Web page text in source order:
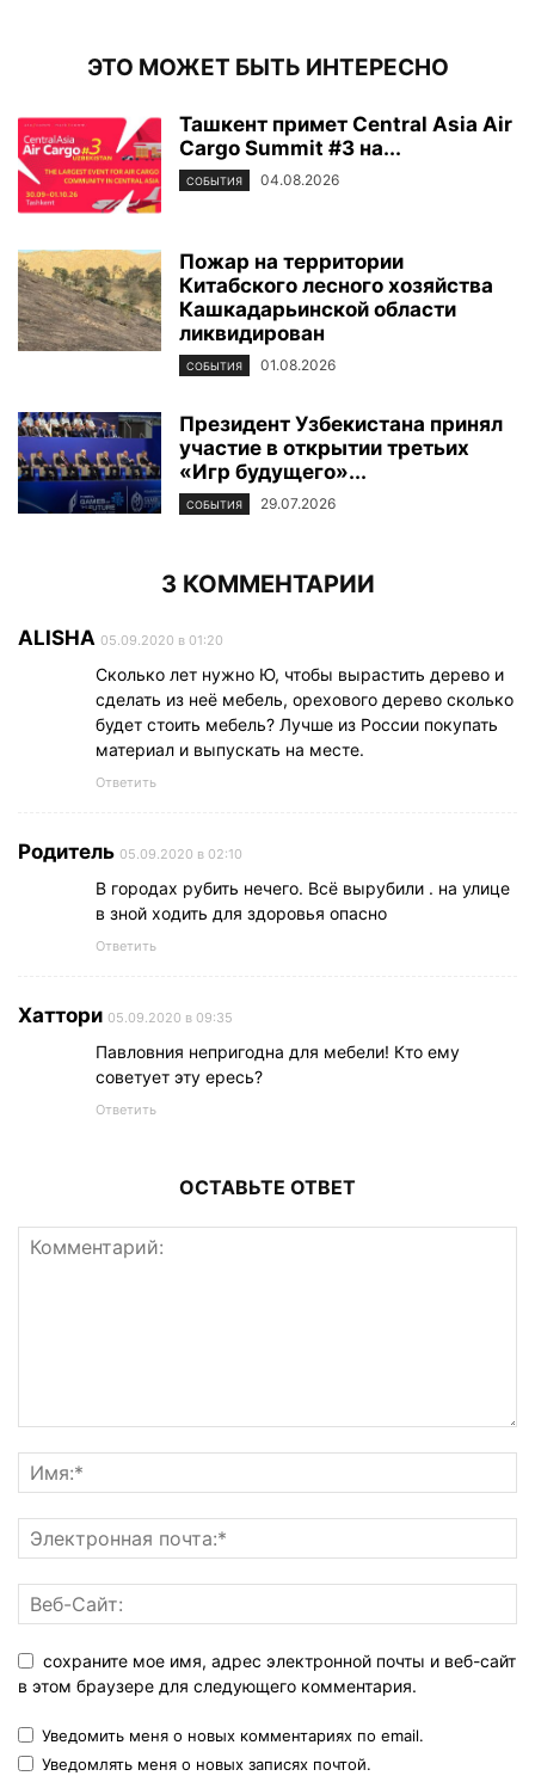
ЭТО МОЖЕТ БЫТЬ ИНТЕРЕСНО
Ташкент примет Central Asia Air
Cargo Summit #3 на...
СОБЫТИЯ 04.08.2026
Пожар на территории
Китабского лесного хозяйства
Кашкадарьинской области
ликвидирован
СОБЫТИЯ 01.08.2026
Президент Узбекистана принял
участие в открытии третьих
«Игр будущего»...
СОБЫТИЯ 29.07.2026
3 КОММЕНТАРИИ
ALISHA 05.09.2020 в 01:20
Сколько лет нужно Ю, чтобы вырастить дерево и
сделать из неё мебель, орехового дерево сколько
будет стоить мебель? Лучше из России покупать
материал и выпускать на месте.
Ответить
Родитель 05.09.2020 в 02:10
В городах рубить нечего. Всё вырубили . на улице
в зной ходить для здоровья опасно
Ответить
Хаттори 05.09.2020 в 09:35
Павловния непригодна для мебели! Кто ему
советует эту ересь?
Ответить
ОСТАВЬТЕ ОТВЕТ
сохраните мое имя, адрес электронной почты и веб-сайт
в этом браузере для следующего комментария.
Уведомить меня о новых комментариях по email.
Уведомлять меня о новых записях почтой.